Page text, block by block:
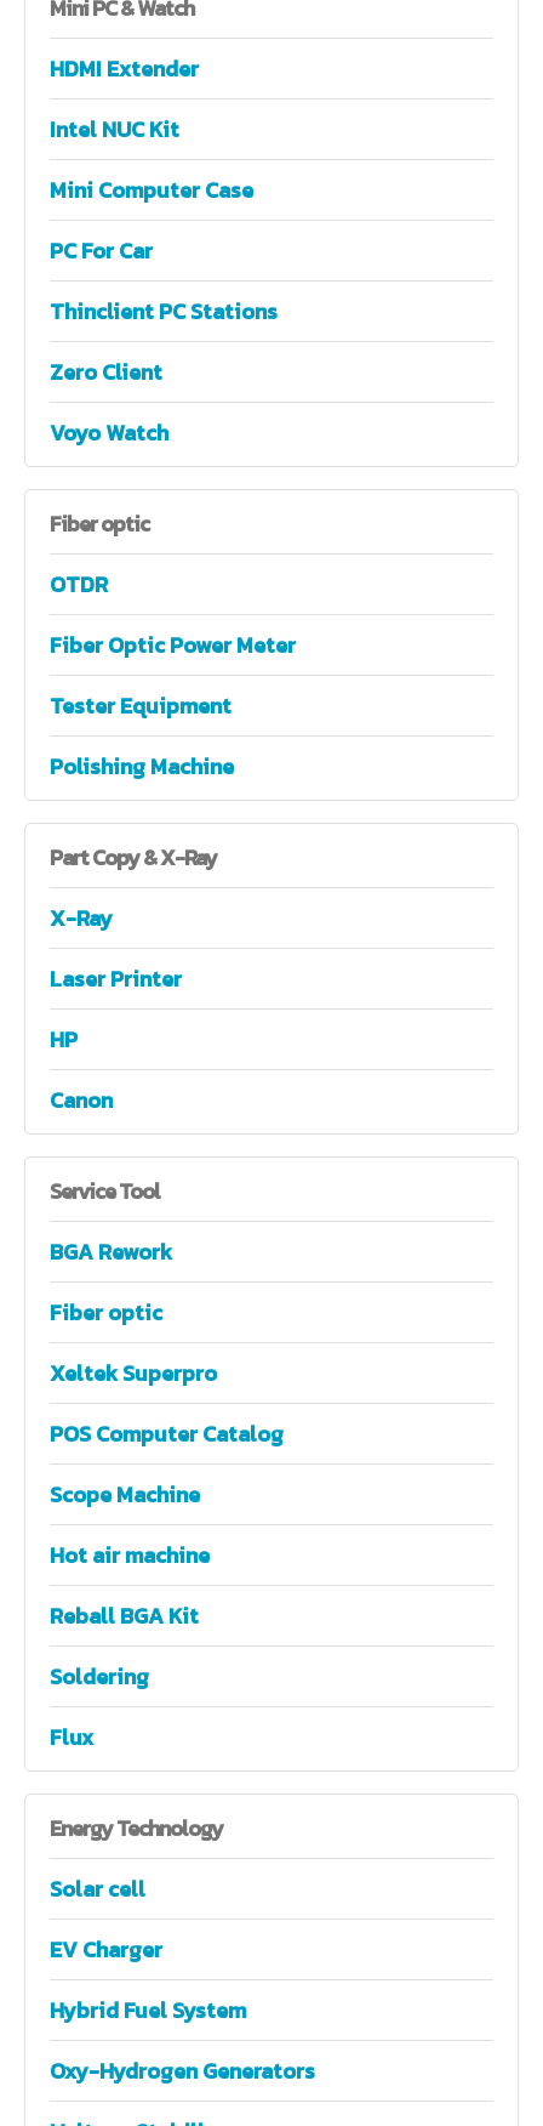
MiniPC & Watch
HDMI Extender
Intel NUC Kit
Mini Computer Case
PC For Car
Thinclient PC Stations
Zero Client
Voyo Watch
Fiberoptic
OTDR
Fiber Optic Power Meter
Tester Equipment
Polishing Machine
PartCopy & X-Ray
X-Ray
Laser Printer
HP
Canon
ServiceTool
BGA Rework
Fiber optic
Xeltek Superpro
POS Computer Catalog
Scope Machine
Hot air machine
Reball BGA Kit
Soldering
Flux
EnergyTechnology
Solar cell
EV Charger
Hybrid Fuel System
Oxy-Hydrogen Generators